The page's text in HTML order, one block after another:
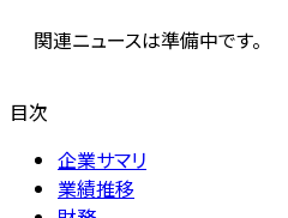
関連ニュースは準備中です。
目次
企業サマリ
業績推移